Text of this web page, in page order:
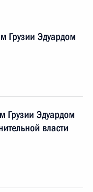
Грузии Эдуардом
Грузии Эдуардом
власти